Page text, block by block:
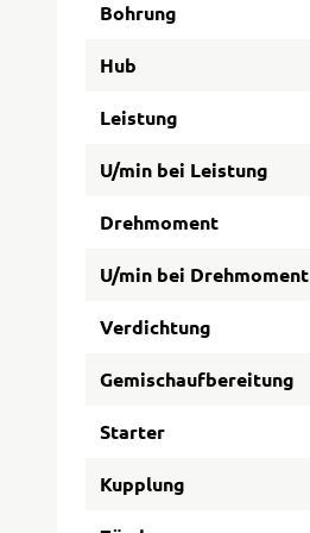
Bohrung
Hub
Leistung
U/min bei Leistung
Drehmoment
U/min bei Drehmoment
Verdichtung
Gemischaufbereitung
Starter
Kupplung